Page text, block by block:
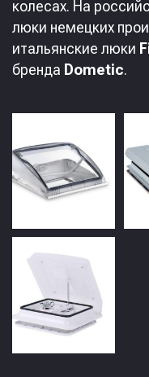
колесах. На
люки немецких
итальянские люки
бренда Dometic.